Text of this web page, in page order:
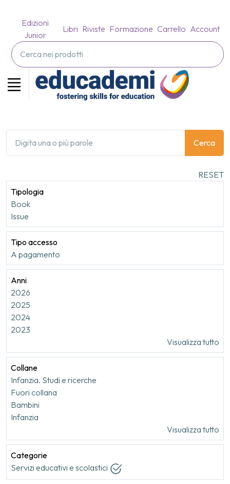
Edizioni
Junior
Libri Riviste Formazione Carrello Account
Cerca
RESET
Tipologia
Book
Issue
Tipo accesso
A pagamento
Anni
2026
2025
2024
2023
Visualizza tutto
Collane
Infanzia. Studi e ricerche
Fuori collana
Bambini
Infanzia
Visualizza tutto
Categorie
Servizi educativi e scolastici